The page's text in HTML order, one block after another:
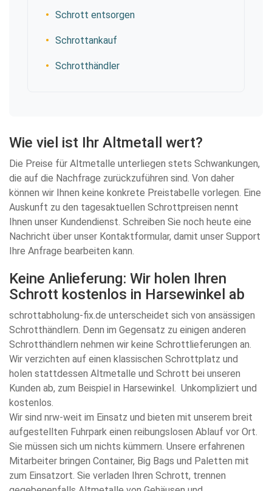
Schrott entsorgen
Schrottankauf
Schrotthändler
Wie viel ist Ihr Altmetall wert?
Die Preise für Altmetalle unterliegen stets Schwankungen,
die auf die Nachfrage zurückzuführen sind. Von daher
können wir Ihnen keine konkrete Preistabelle vorlegen. Eine
Auskunft zu den tagesaktuellen Schrottpreisen nennt
Ihnen unser Kundendienst. Schreiben Sie noch heute eine
Nachricht über unser Kontaktformular, damit unser Support
Ihre Anfrage bearbeiten kann.
Keine Anlieferung: Wir holen Ihren
Schrott kostenlos in Harsewinkel ab
schrottabholung-fix.de unterscheidet sich von ansässigen
Schrotthändlern. Denn im Gegensatz zu einigen anderen
Schrotthändlern nehmen wir keine Schrottlieferungen an.
Wir verzichten auf einen klassischen Schrottplatz und
holen stattdessen Altmetalle und Schrott bei unseren
Kunden ab, zum Beispiel in Harsewinkel. Unkompliziert und
kostenlos.
Wir sind nrw-weit im Einsatz und bieten mit unserem breit
aufgestellten Fuhrpark einen reibungslosen Ablauf vor Ort.
Sie müssen sich um nichts kümmern. Unsere erfahrenen
Mitarbeiter bringen Container, Big Bags und Paletten mit
zum Einsatzort. Sie verladen Ihren Schrott, trennen